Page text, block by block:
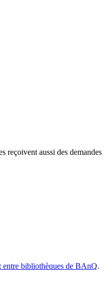
reçoivent aussi des demandes
entre bibliothèques de BAnQ.